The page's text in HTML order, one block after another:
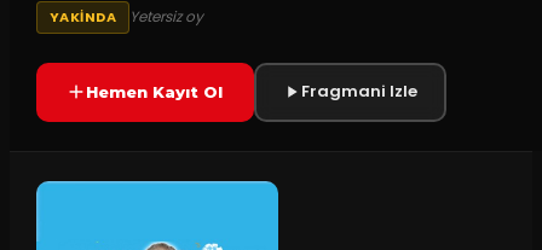
YAKINDA Yetersiz oy
Hemen Kayıt Ol Fragmani Izle